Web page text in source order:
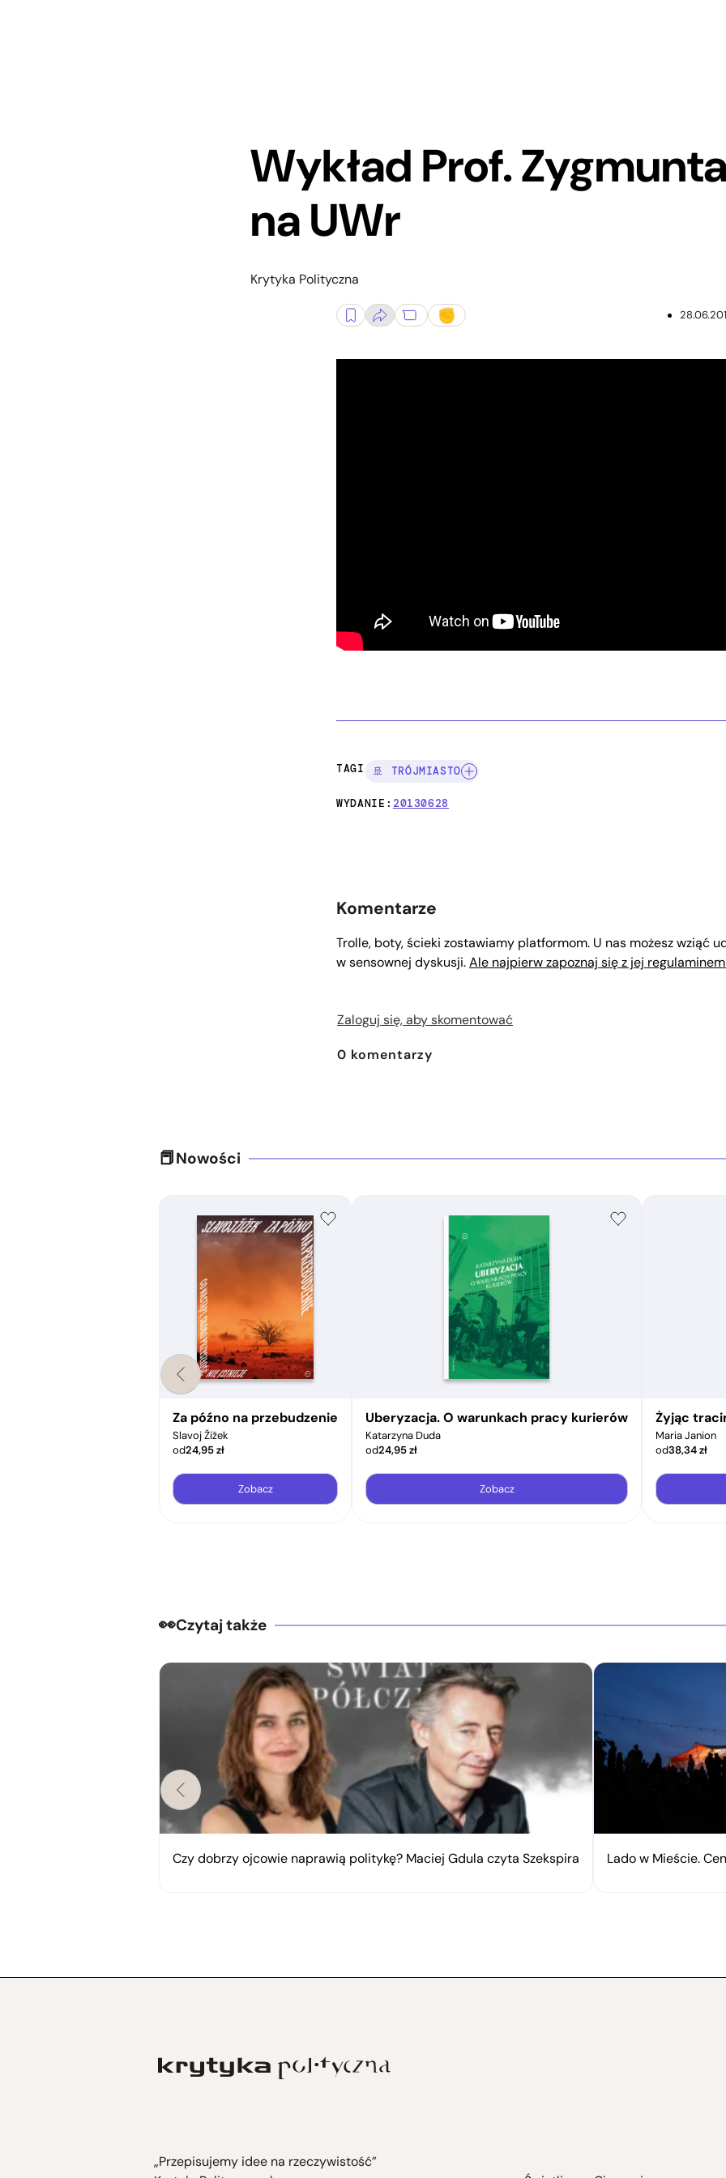
Wykład Prof.
na UWr
Krytyka Polityczna
TAGI: 🚢 TRÓJMIASTO
WYDANIE:20130628
Komentarze
Trolle, boty, ścieki zostawiamy platformom. U nas możesz wziąć
w sensownej dyskusji.Ale najpierw zapoznaj się z jej
Zaloguj się, aby skomentować
0 komentarzy
Nowości
Za późno na przebudzenie
Slavoj Žižek
od24,95zł
Zobacz
Uberyzacja. O warunkach pracy kurierów
Katarzyna Duda
od24,95zł
Zobacz
Żyjąc
Maria Janion
od38,34zł
Czytaj także
Czy dobrzy ojcowie naprawią politykę? Maciej Gdula czyta Szekspira Lado w Mieście.
„Przepisujemy idee na rzeczywistość”